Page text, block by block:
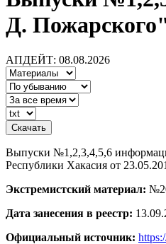
Д.
АПДЕЙТ: 08.08.2026
Выпуски №1,2,3,4,5,6
Республики Хакасия от
Экстремистский материал:
Дата занесения в реестр:
Официальный источник: